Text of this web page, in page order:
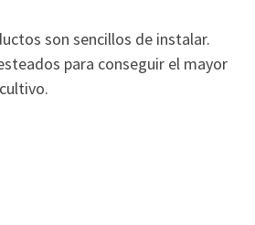
son sencillos de instalar.
para conseguir el mayor